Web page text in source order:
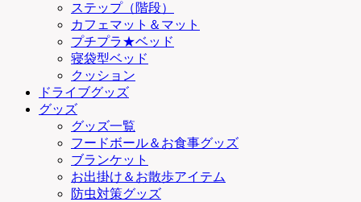
ステップ（階段）
カフェマット＆マット
プチプラ★ベッド
寝袋型ベッド
クッション
ドライブグッズ
グッズ
グッズ一覧
フードボール＆お食事グッズ
ブランケット
お出掛け＆お散歩アイテム
防虫対策グッズ